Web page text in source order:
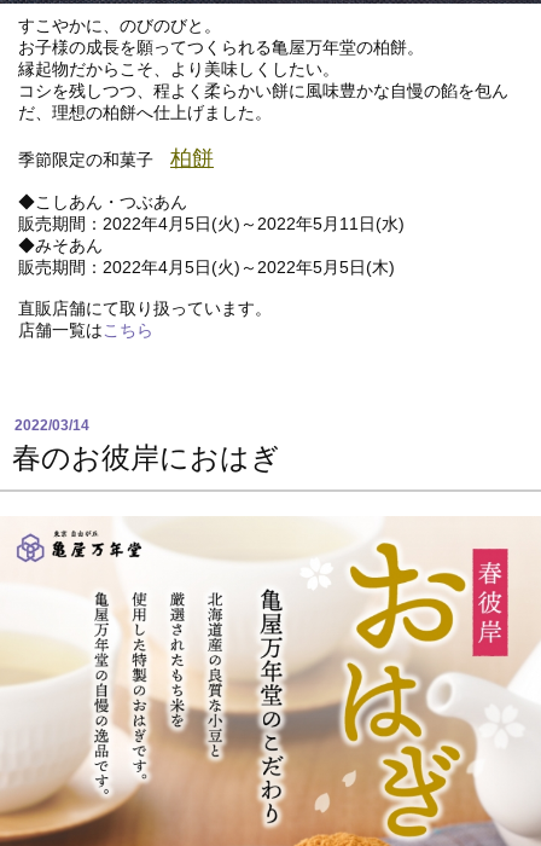
すこやかに、のびのびと。
お子様の成長を願ってつくられる亀屋万年堂の柏餅。
縁起物だからこそ、より美味しくしたい。
コシを残しつつ、程よく柔らかい餅に風味豊かな自慢の餡を包ん
だ、理想の柏餅へ仕上げました。
季節限定の和菓子 柏餅
◆こしあん・つぶあん
販売期間：2022年4月5日(火)～2022年5月11日(水)
◆みそあん
販売期間：2022年4月5日(火)～2022年5月5日(木)
直販店舗にて取り扱っています。
店舗一覧はこちら
2022/03/14
春のお彼岸におはぎ